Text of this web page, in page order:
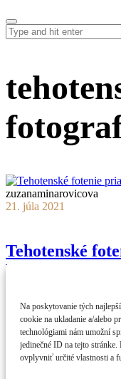
Na poskytovanie tých
cookie na ukladanie a/alebo
technológiami nám umožní
jedinečné ID na tejto
ovplyvniť určité vlastnosti a
zuzanaminarovicova
21. júla 2021
Tehotenské
Vajnoriou
Čítať viac
11 likes
FacebookInstagram